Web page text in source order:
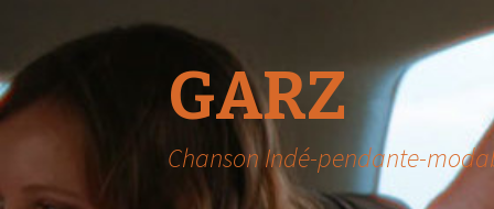
GARZ
Chanson Indé-pendante-